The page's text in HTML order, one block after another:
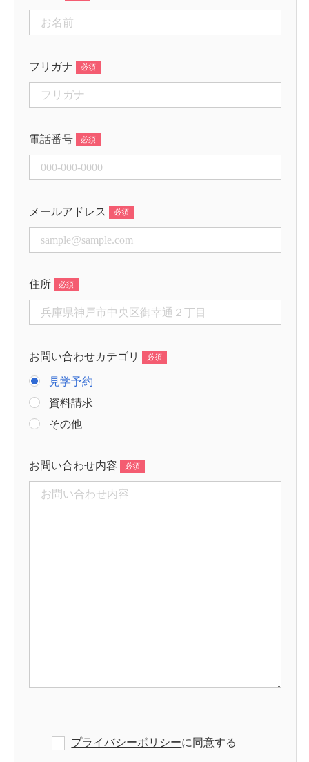
フリガナ
電話番号
メールアドレス
住所
お問い合わせカテゴリ
見学予約
資料請求
その他
お問い合わせ内容
プライバシーポリシーに同意する